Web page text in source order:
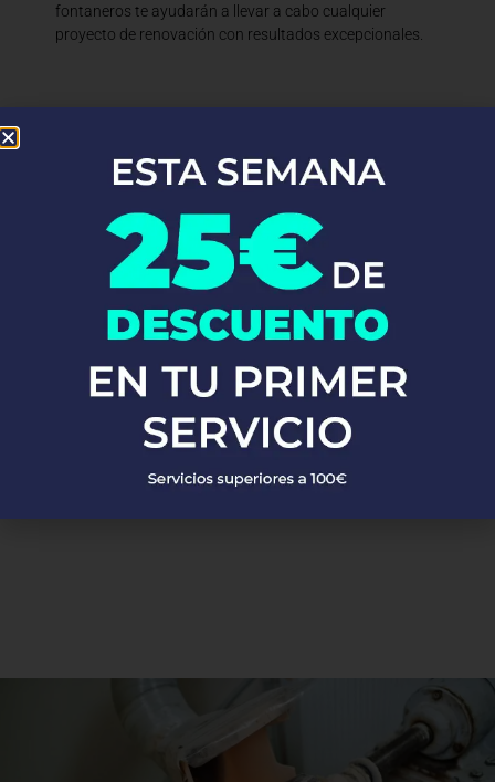
fontaneros te ayudarán a llevar a cabo cualquier
proyecto de renovación con resultados excepcionales.
En Fontaneros 24h Castellana, brindamos una completa gama de
servicios de fontaneríapara satisfacer todas tus necesidades. Ya
sea una emergencia o un mantenimiento rutinario, estamos
disponibles para asistirte las 24 horas del día, los 7 días de la
semana. A continuación, te mostramos algunos de nuestros
servicios más populares:
PEDIR PRESUPUESTO